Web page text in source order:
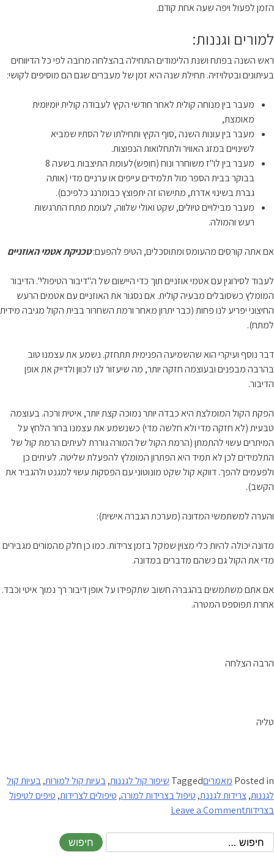
הזמן לפעול ויפה שעה אחת קודם.
למורים וגננות:
ראש השנה בפתח ושנת הלימודים התחילה בהצלחה מרובה לפי כל הדיווחים
בעיתונים ובטלויזיה. תחילת שנה היא זמן של מעברים שגם הם מוסיפים לקושי:
מעבר בין מנוחה קולית לאחר חודשי הקיץ לעבודה קולית יומיומית
מאומצת,
מעבר בין עונות השנה ,סוף הקיץ ותחילתו של הסתיו שמביא
לשינויים במזג האוויר ולתחלואות הנפוצות.
מעבר בין לו"ז משוחרר ונוח (חופש)לעומת התיצבות בשעה 8
בבוקר בבית הספר מול תלמידים עייפים או ערניים מדי (אותה
גברת בשינוי אדרת, מתישהו זה יתפוצץ כבומרנג כלפיכם).
מעבר מבילויים טיולים, שקט ואולי שלווה, לעומת מתח התרגשות
רעש והמולה.
אם אתה קורסים מהעומס ומתוסכלים, הטיפ להפעם:טכניקת אטמי האוזניים
לעבוד לסירוגין עם אטמי אוזניים תוך כדי היישום של ה"דיבור הטיפולי". הדיבור
המומלץ כשסובלים מבעיה קולית. אם נסגור את האוזניים עם אטמים הרעש
החיצוני יפריע לנו פחות (כבר יתרון מאחר ורמת השחרור בבית הקול מגיבה מידית
למתח).
דבר נוסף ועיקרי הוא שהשמיעה הפנימית תתחזק. נשמע את עצמנו טוב
בהרבה מבפנים ובעוצמה חזקה יותר, מה שיעזור לנו לכוון ולדייק את אופן
הדיבור.
הפקת הקול המומלצת היא כבדה יותר נמוכה קצת יותר, איטית ורכה. בעוצמה
טבעית (לא חזקה מדי ולא חלשה מדי) כשנשמע את עצמנו ברור הלחץ על
המיתרים עשוי להתמתן (הרמת הקול של המורה גוררת לעיתים הרמת קול של
התלמידים לכן לא תמיד היא הפתרון המומלץ להפעלת שליטה. לעיתים כן
ולפעמים להפך. דווקא קול שקט מונוטוני עם הפסקות עשוי למגנט ולהגביר את
הקשב).
והערה למשתמשי המדונה (מערכת הגברה אישית):
מדונה יכולה להיות כלי מצוין שמקל בזמן צרידות. כמו כן חלק מהמורים מגבירים
מדי את הקול גם כשהם מדברים במדונה.
אם אתם משתמשים בהגברה חשוב שתקפידו על אופן דיבור רך נמוך איטי וכבד.
אחרת תפוספס המטרה.
הרבה הצלחה
טליה
Posted in מאמריםTagged שיפור קול לגננות,בעיות קול למורות,בעיות קול
לגננות,צרידות לגננת, טיפול בצרידות למורה, טיפולים לצרידות, טיפים לטיפול
בצרידותLeave a Comment
האוזניים